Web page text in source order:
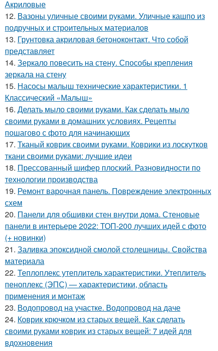
Акриловые
12. Вазоны уличные своими руками. Уличные кашпо из
подручных и строительных материалов
13. Грунтовка акриловая бетоноконтакт. Что собой
представляет
14. Зеркало повесить на стену. Способы крепления
зеркала на стену
15. Насосы малыш технические характеристики. 1
Классический «Малыш»
16. Делать мыло своими руками. Как сделать мыло
своими руками в домашних условиях. Рецепты
пошагово с фото для начинающих
17. Тканый коврик своими руками. Коврики из лоскутков
ткани своими руками: лучшие идеи
18. Прессованный шифер плоский. Разновидности по
технологии производства
19. Ремонт варочная панель. Повреждение электронных
схем
20. Панели для обшивки стен внутри дома. Стеновые
панели в интерьере 2022: ТОП-200 лучших идей с фото
(+ новинки)
21. Заливка эпоксидной смолой столешницы. Свойства
материала
22. Теплоплекс утеплитель характеристики. Утеплитель
пеноплекс (ЭПС) — характеристики, область
применения и монтаж
23. Водопровод на участке. Водопровод на даче
24. Коврик крючком из старых вещей. Как сделать
своими руками коврик из старых вещей: 7 идей для
вдохновения